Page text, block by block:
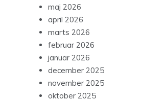
maj 2026
april 2026
marts 2026
februar 2026
januar 2026
december 2025
november 2025
oktober 2025